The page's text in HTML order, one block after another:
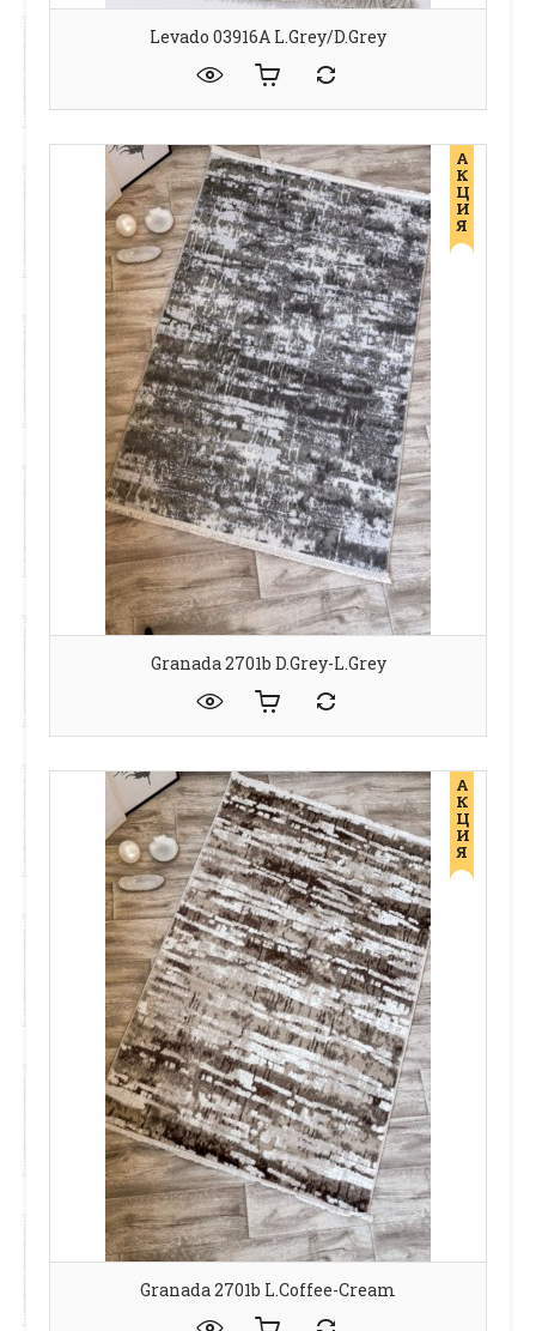
Levado 03916A L.Grey/D.Grey
А
К
Ц
И
Я
Granada 2701b D.grey-L.grey
А
К
Ц
И
Я
Granada 2701b L.coffee-Cream